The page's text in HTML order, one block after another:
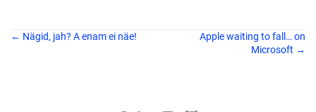
← Nägid, jah? A enam ei näe!
Apple waiting to fall… on
Microsoft →